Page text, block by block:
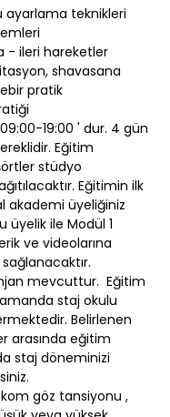
ayarlama teknikleri
- ileri hareketler
shavasana
pratik
19:00 ' dur. 4 gün
Eğitim
stüdyo
Eğitimin ilk
akademi üyeliğiniz
üyelik ile Modül 1
ve videolarına
sağlanacaktır.
mevcuttur.  Eğitim
staj okulu
Belirlenen
arasında eğitim
staj döneminizi
göz tansiyonu ,